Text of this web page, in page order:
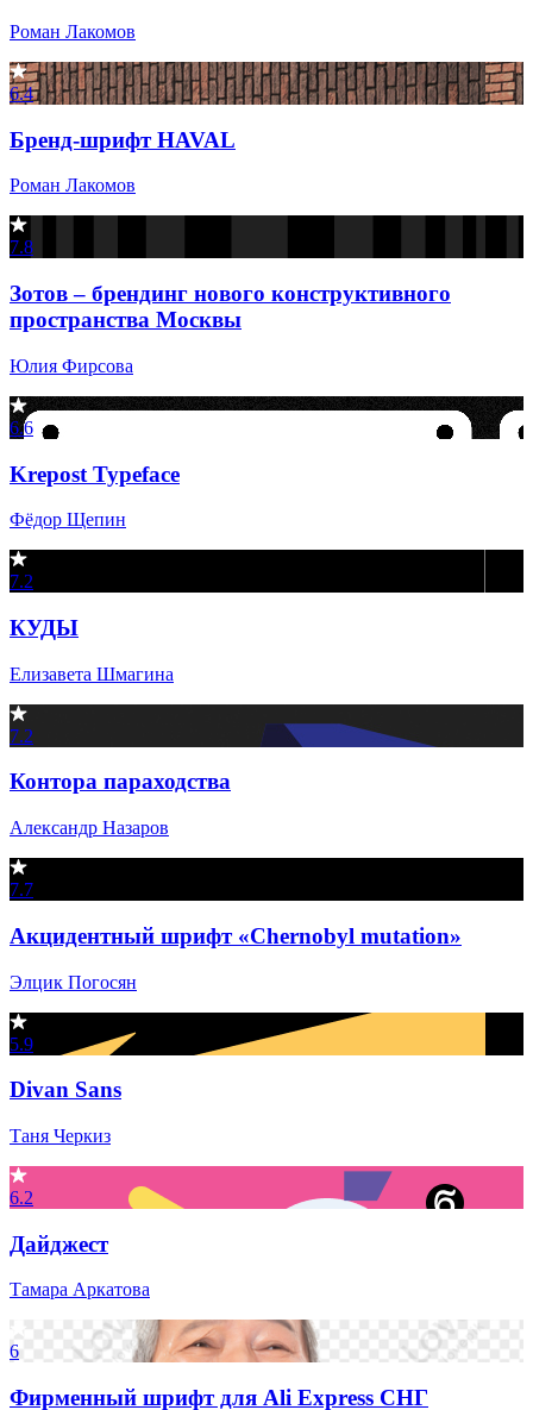
Роман Лакомов
6.4
Бренд-шрифт HAVAL
Роман Лакомов
7.8
Зотов – брендинг нового конструктивного
пространства Москвы
Юлия Фирсова
6.6
Krepost Typeface
Фёдор Щепин
7.2
КУДЫ
Елизавета Шмагина
7.2
Контора параходства
Александр Назаров
7.7
Акцидентный шрифт «Chernobyl mutation»
Элцик Погосян
5.9
Divan Sans
Таня Черкиз
6.2
Дайджест
Тамара Аркатова
6
Фирменный шрифт для Ali Express СНГ